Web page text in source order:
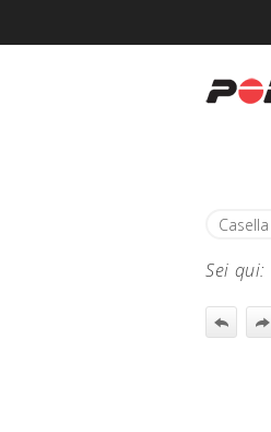
Sei qui: